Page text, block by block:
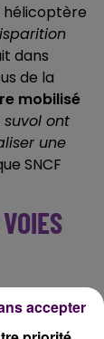
hélicoptère
dans
de la
mobilisé
suvol ont
une
SNCF
etaccepter